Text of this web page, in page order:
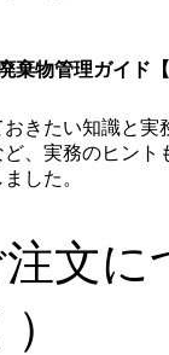
棄物管理ガイド
きたい知識と
、実務のヒン
した。
文に